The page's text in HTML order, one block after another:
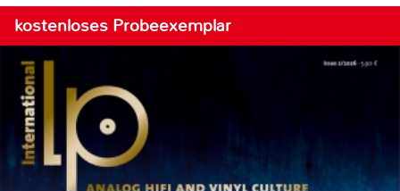
kostenloses Probeexemplar